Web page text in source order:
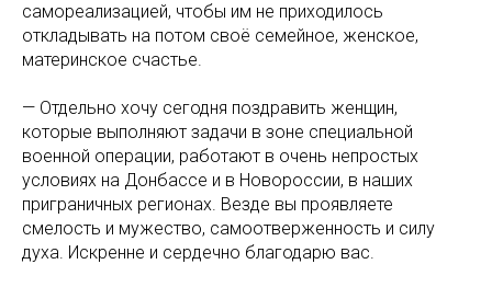
самореализацией, чтобы им не приходилось
откладывать на потом своё семейное, женское,
материнское счастье.
— Отдельно хочу сегодня поздравить женщин,
которые выполняют задачи в зоне специальной
военной операции, работают в очень непростых
условиях на Донбассе и в Новороссии, в наших
приграничных регионах. Везде вы проявляете
смелость и мужество, самоотверженность и силу
духа. Искренне и сердечно благодарю вас.